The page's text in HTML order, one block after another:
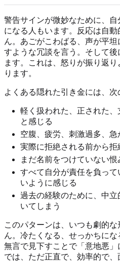
警告サインが微妙なために、
になる人もいます。反応は自
ん。あごがこわばる、声が平
すような冗談を言う。そして
ます。これは、怒りが振り返
ります。
よくある隠れた引き金には、次
軽く扱われた、正された
と感じる
空腹、疲労、刺激過多、
実際に拒絶される前から拒
まだ名前をつけていない恨
すべて自分が責任を負っ
いように感じる
過去の経験のために、中
いてしまう
このパターンは、いつも劇的
ん。冷たくなる、せっかちにな
無言で見下すことで「意地悪
では、ただ正直で、効率的で